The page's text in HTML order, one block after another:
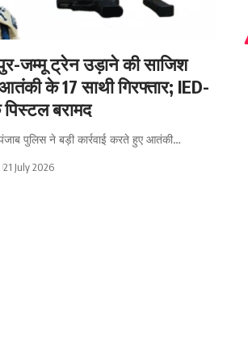
जम्मू ट्रेन उड़ाने की साजिश
के 17 साथी गिरफ्तार; IED-
बरामद
पुलिस ने बड़ी कार्रवाई करते हुए आतंकी…
21 July 2026